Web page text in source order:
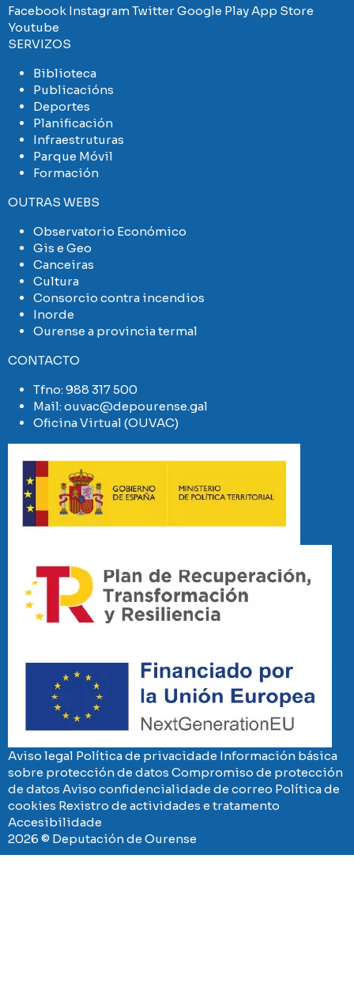
Facebook InstagramTwitterGoogle PlayApp Store
Youtube
SERVIZOS
Biblioteca
Publicacións
Deportes
Planificación
Infraestruturas
Parque Móvil
Formación
OUTRAS WEBS
Observatorio Económico
Gis e Geo
Canceiras
Cultura
Consorcio contra incendios
Inorde
Ourense a provincia termal
CONTACTO
Tfno:988 317 500
Mail:ouvac@depourense.gal
Oficina Virtual (OUVAC)
Aviso legal Política de privacidade Información básica
sobre protección de datos Compromiso de protección
de datos Aviso confidencialidade de correo Política de
cookies Rexistro de actividades e tratamento
Accesibilidade
2026 © Deputación de Ourense